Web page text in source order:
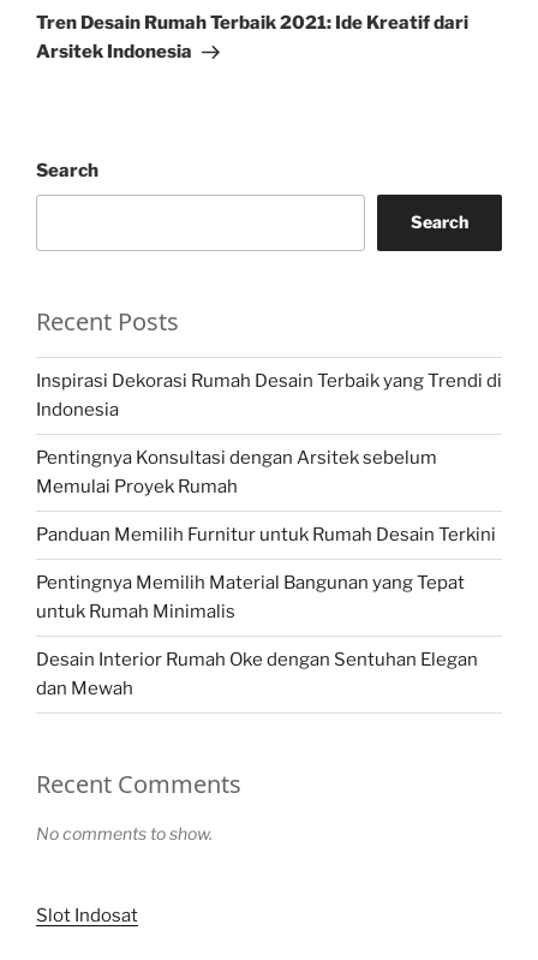
Post
Tren Desain Rumah Terbaik 2021: Ide Kreatif dari
Arsitek Indonesia
Search
Search
Recent Posts
Inspirasi Dekorasi Rumah Desain Terbaik yang Trendi di
Indonesia
Pentingnya Konsultasi dengan Arsitek sebelum
Memulai Proyek Rumah
Panduan Memilih Furnitur untuk Rumah Desain Terkini
Pentingnya Memilih Material Bangunan yang Tepat
untuk Rumah Minimalis
Desain Interior Rumah Oke dengan Sentuhan Elegan
dan Mewah
Recent Comments
No comments to show.
Slot Indosat